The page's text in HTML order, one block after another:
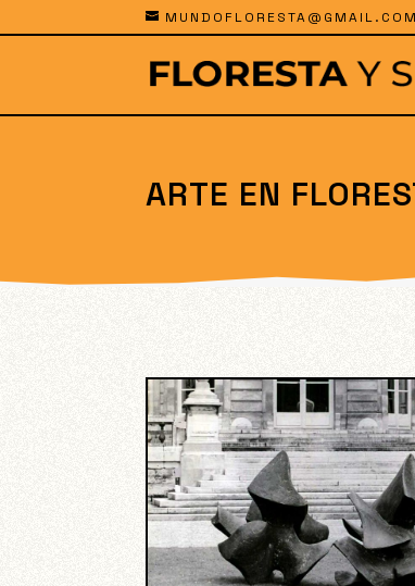
MUNDOFLORESTA@GMAIL.COM
ARTE EN